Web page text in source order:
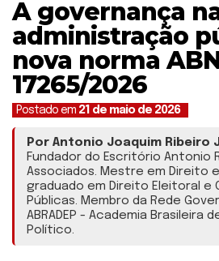
A governança
administração
nova norma
17265/2026
Postado em 21 de maio de 2026
Por Antonio Joaquim Ribeiro
Fundador do Escritório Antonio
Associados. Mestre em Direito
graduado em Direito Eleitoral
Públicas. Membro da Rede
ABRADEP - Academia Brasileira
Político.